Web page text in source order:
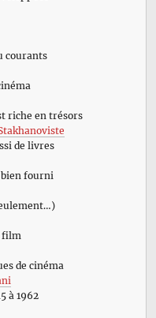
courants
riche en trésors
de livres
fourni
film
de cinéma
à 1962